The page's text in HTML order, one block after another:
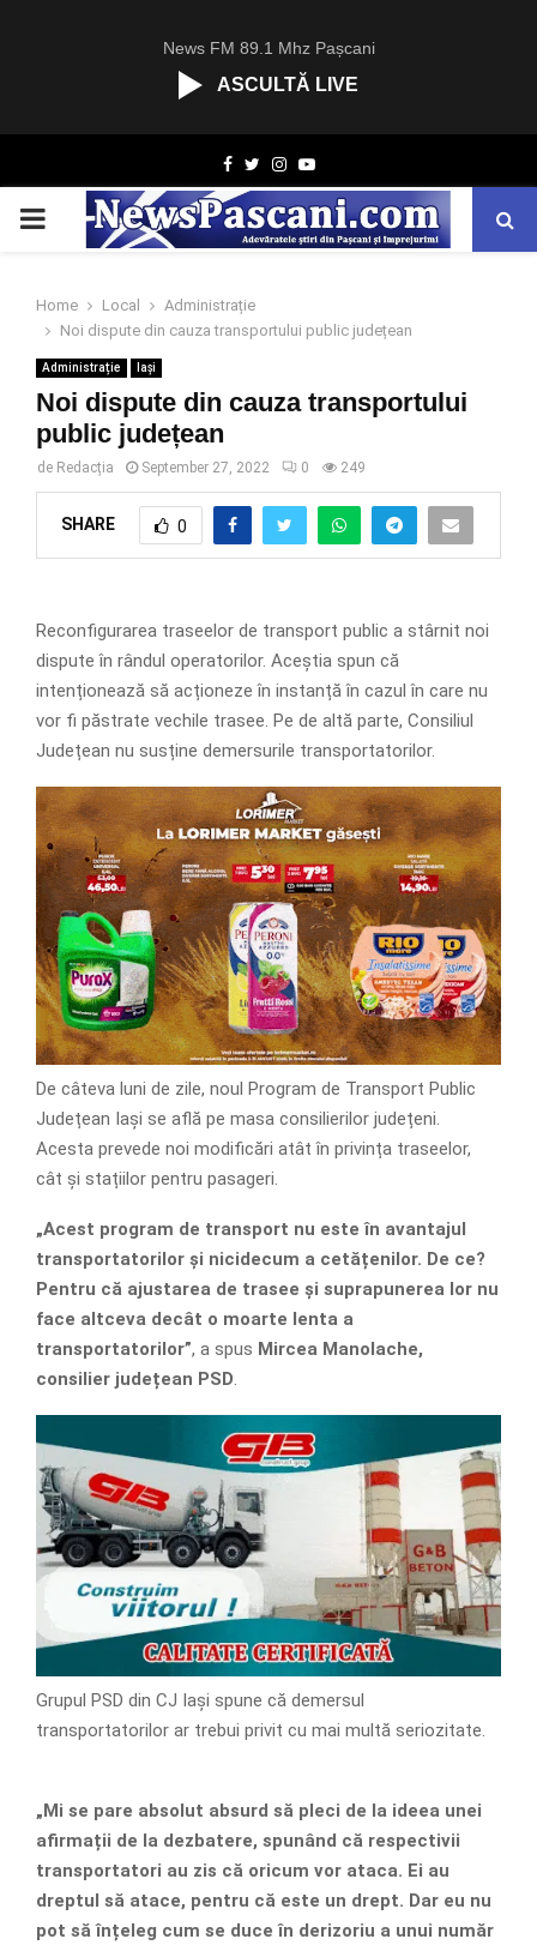
News FM 89.1 Mhz Pașcani
ASCULTĂ LIVE
Facebook
TwitterInstagram
Youtube
PRIMARY
Home Local
Administrație
Noi dispute din cauza transportului public județean
Administrație Iași
Noi dispute din cauza transportului
public județean
de Redacția September 27, 2022 0 249
SHARE 0
Reconfigurarea traseelor de transport public a stârnit noi
dispute în rândul operatorilor. Aceștia spun că
intenționează să acționeze în instanță în cazul în care nu
vor fi păstrate vechile trasee. Pe de altă parte, Consiliul
Județean nu susține demersurile transportatorilor.
De câteva luni de zile, noul Program de Transport Public
Județean Iași se află pe masa consilierilor județeni.
Acesta prevede noi modificări atât în privința traseelor,
cât și stațiilor pentru pasageri.
„Acest program de transport nu este în avantajul
transportatorilor și nicidecum a cetățenilor. De ce?
Pentru că ajustarea de trasee și suprapunerea lor nu
face altceva decât o moarte lenta a
transportatorilor”, a spus Mircea Manolache,
consilier județean PSD.
Grupul PSD din CJ Iași spune că demersul
transportatorilor ar trebui privit cu mai multă seriozitate.
„Mi se pare absolut absurd să pleci de la ideea unei
afirmații de la dezbatere, spunând că respectivii
transportatori au zis că oricum vor ataca. Ei au
dreptul să atace, pentru că este un drept. Dar eu nu
pot să înțeleg cum se duce în derizoriu a unui număr